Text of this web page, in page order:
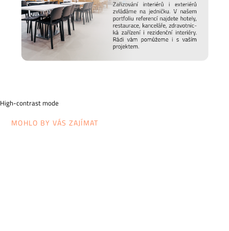
High-contrast mode
MOHLO BY VÁS ZAJÍMAT